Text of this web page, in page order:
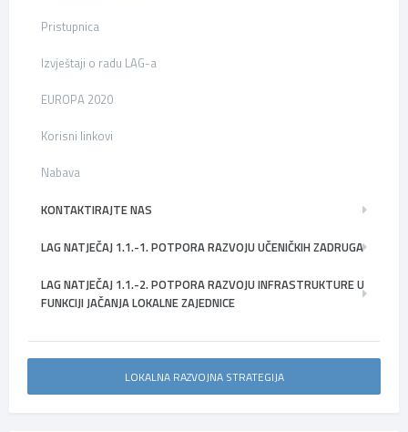
Pristupnica
Izvještaji o radu LAG-a
EUROPA 2020
Korisni linkovi
Nabava
KONTAKTIRAJTE NAS
LAG NATJEČAJ 1.1.-1. POTPORA RAZVOJU UČENIČKIH ZADRUGA
LAG NATJEČAJ 1.1.-2. POTPORA RAZVOJU INFRASTRUKTURE U
FUNKCIJI JAČANJA LOKALNE ZAJEDNICE
LOKALNA RAZVOJNA STRATEGIJA